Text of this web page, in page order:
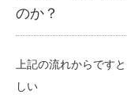
のか？
上記の流れからです
しい